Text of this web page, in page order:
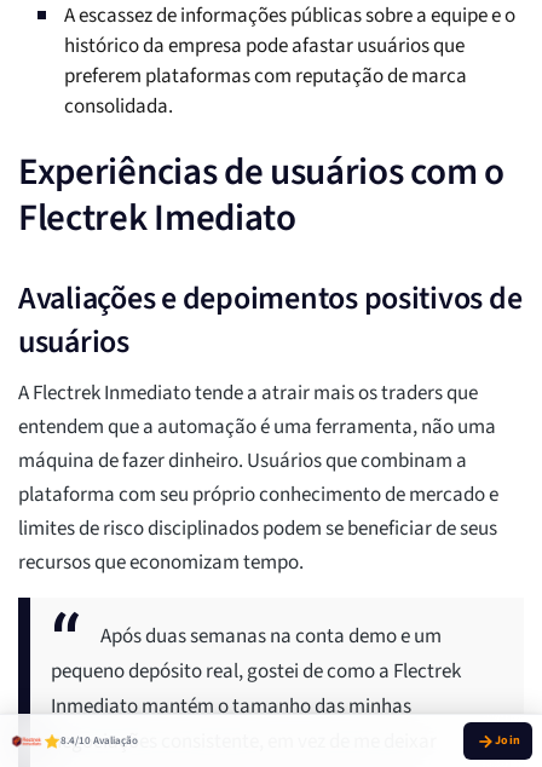
A escassez de informações públicas sobre a equipe e o
histórico da empresa pode afastar usuários que
preferem plataformas com reputação de marca
consolidada.
Experiências de usuários com o
Flectrek Imediato
Avaliações e depoimentos positivos de
usuários
A Flectrek Inmediato tende a atrair mais os traders que
entendem que a automação é uma ferramenta, não uma
máquina de fazer dinheiro. Usuários que combinam a
plataforma com seu próprio conhecimento de mercado e
limites de risco disciplinados podem se beneficiar de seus
recursos que economizam tempo.
Após duas semanas na conta demo e um
pequeno depósito real, gostei de como a Flectrek
Inmediato mantém o tamanho das minhas
negociações consistente, em vez de me deixar
8.4/10 Avaliação